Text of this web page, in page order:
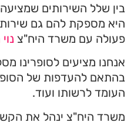
בין שלל השירותים
היא מספקת להם גם
פעולה עם משרד היח"צ
אנחנו מציעים לסופרינו
בהתאם להעדפות של
העומד לרשותו ועוד.
משרד היח"צ ינהל את